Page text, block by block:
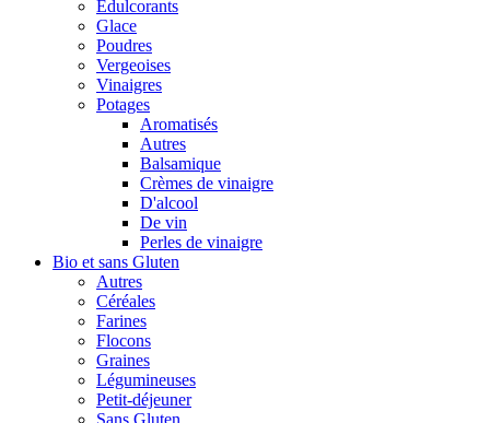
Édulcorants
Glace
Poudres
Vergeoises
Vinaigres
Potages
Aromatisés
Autres
Balsamique
Crèmes de vinaigre
D'alcool
De vin
Perles de vinaigre
Bio et sans Gluten
Autres
Céréales
Farines
Flocons
Graines
Légumineuses
Petit-déjeuner
Sans Gluten